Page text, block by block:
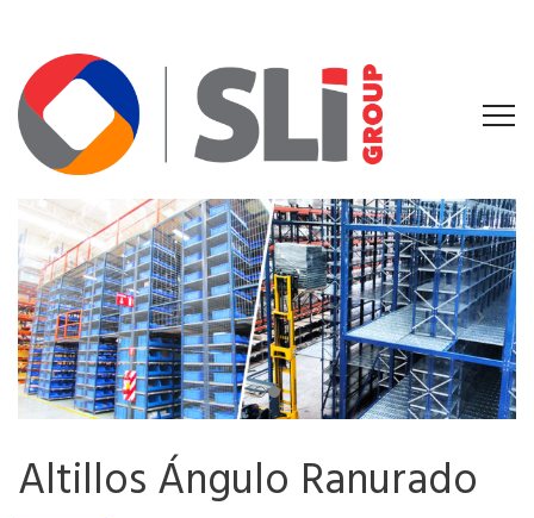
Altillos Ángulo Ranurado